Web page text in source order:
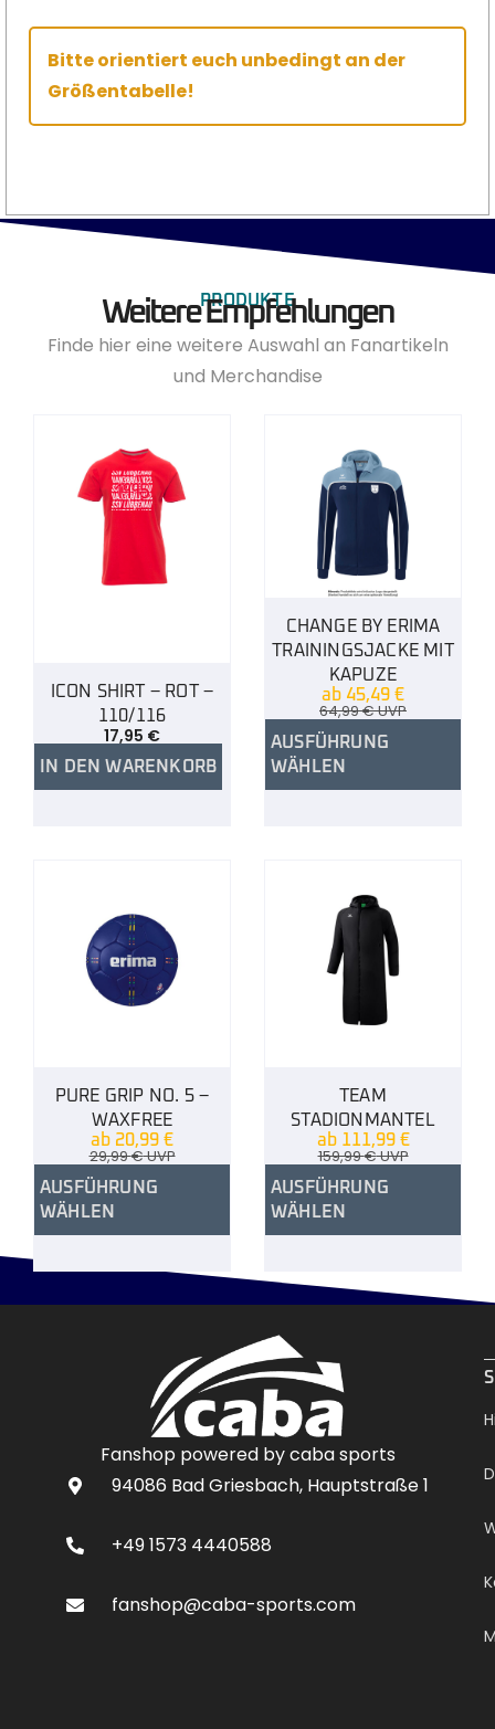
Bitte orientiert euch unbedingt an der
Größentabelle!
PRODUKTE
Weitere Empfehlungen
Finde hier eine weitere Auswahl an Fanartikeln
und Merchandise
ICON SHIRT – ROT –
110/116
17,95 €
IN DEN WARENKORB
CHANGE BY ERIMA
TRAININGSJACKE MIT
KAPUZE
ab 45,49 €
64,99€UVP
AUSFÜHRUNG
WÄHLEN
PURE GRIP NO. 5 –
WAXFREE
ab 20,99 €
29,99€UVP
AUSFÜHRUNG
WÄHLEN
TEAM
STADIONMANTEL
ab 111,99 €
159,99€UVP
AUSFÜHRUNG
WÄHLEN
Fanshop powered by caba sports
94086 Bad Griesbach, Hauptstraße 1
+49 1573 4440588
fanshop@caba-sports.com